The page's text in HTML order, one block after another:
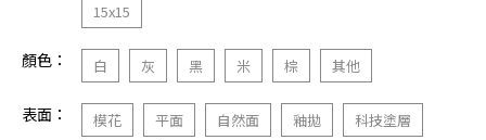
15x15
顏色： 白 灰 黑 米 棕 其他
表面： 模花 平面 自然面 釉拋
科技塗層